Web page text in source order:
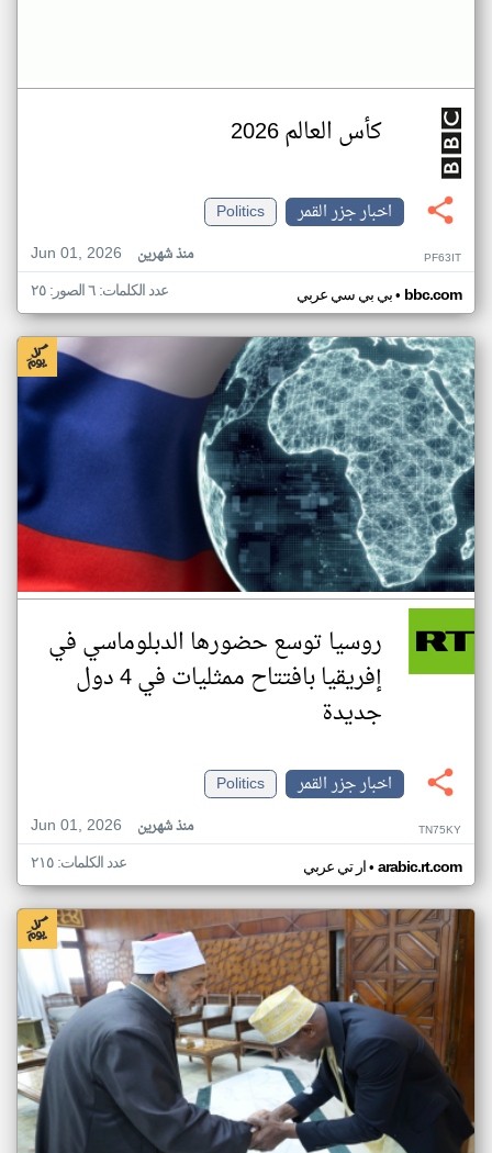
كأس العالم 2026
اخبار جزر القمر
Politics
Jun 01, 2026
منذ شهرين PF63IT
بي بي سي عربي• bbc.com عدد الكلمات: ٦ الصور: ٢٥
روسيا توسع حضورها الدبلوماسي في
إفريقيا بافتتاح ممثليات في 4 دول
جديدة
اخبار جزر القمر
Politics
Jun 01, 2026
منذ شهرين TN75KY
ار تي عربي• arabic.rt.com عدد الكلمات: ٢١٥